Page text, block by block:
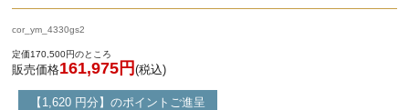
cor_ym_4330gs2
定価170,500円のところ
販売価格161,975円 (税込)
【1,620 円分】のポイントご進呈